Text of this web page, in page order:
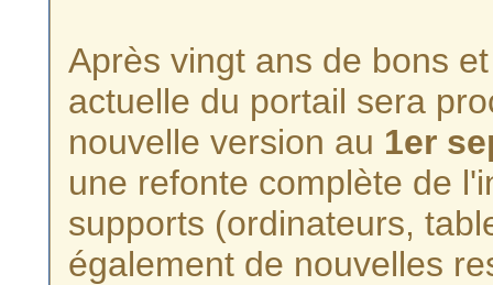
Après vingt ans de bons
actuelle du portail sera
nouvelle version au 1er
une refonte complète de
supports (ordinateurs,
également de nouvelles